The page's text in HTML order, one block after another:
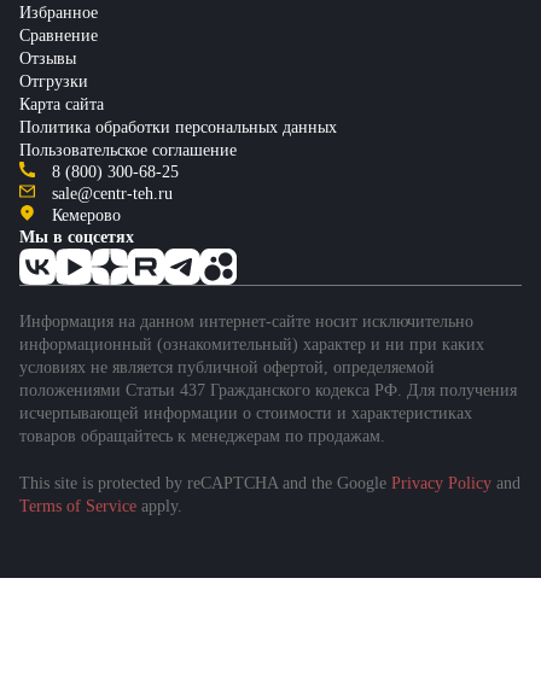
Избранное
Сравнение
Отзывы
Отгрузки
Карта сайта
Политика обработки персональных данных
Пользовательское соглашение
8 (800) 300-68-25
sale@centr-teh.ru
Кемерово
Мы в соцсетях
Информация на данном интернет-сайте носит исключительно
информационный (ознакомительный) характер и ни при каких
условиях не является публичной офертой, определяемой
положениями Статьи 437 Гражданского кодекса РФ. Для получения
исчерпывающей информации о стоимости и характеристиках
товаров обращайтесь к менеджерам по продажам.
This site is protected by reCAPTCHA and the Google Privacy Policy and
Terms of Service apply.